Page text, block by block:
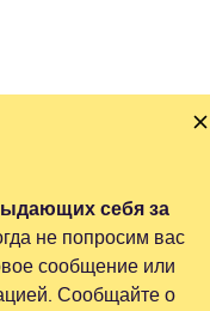
себя за
не попросим вас
сообщение или
Сообщайте о